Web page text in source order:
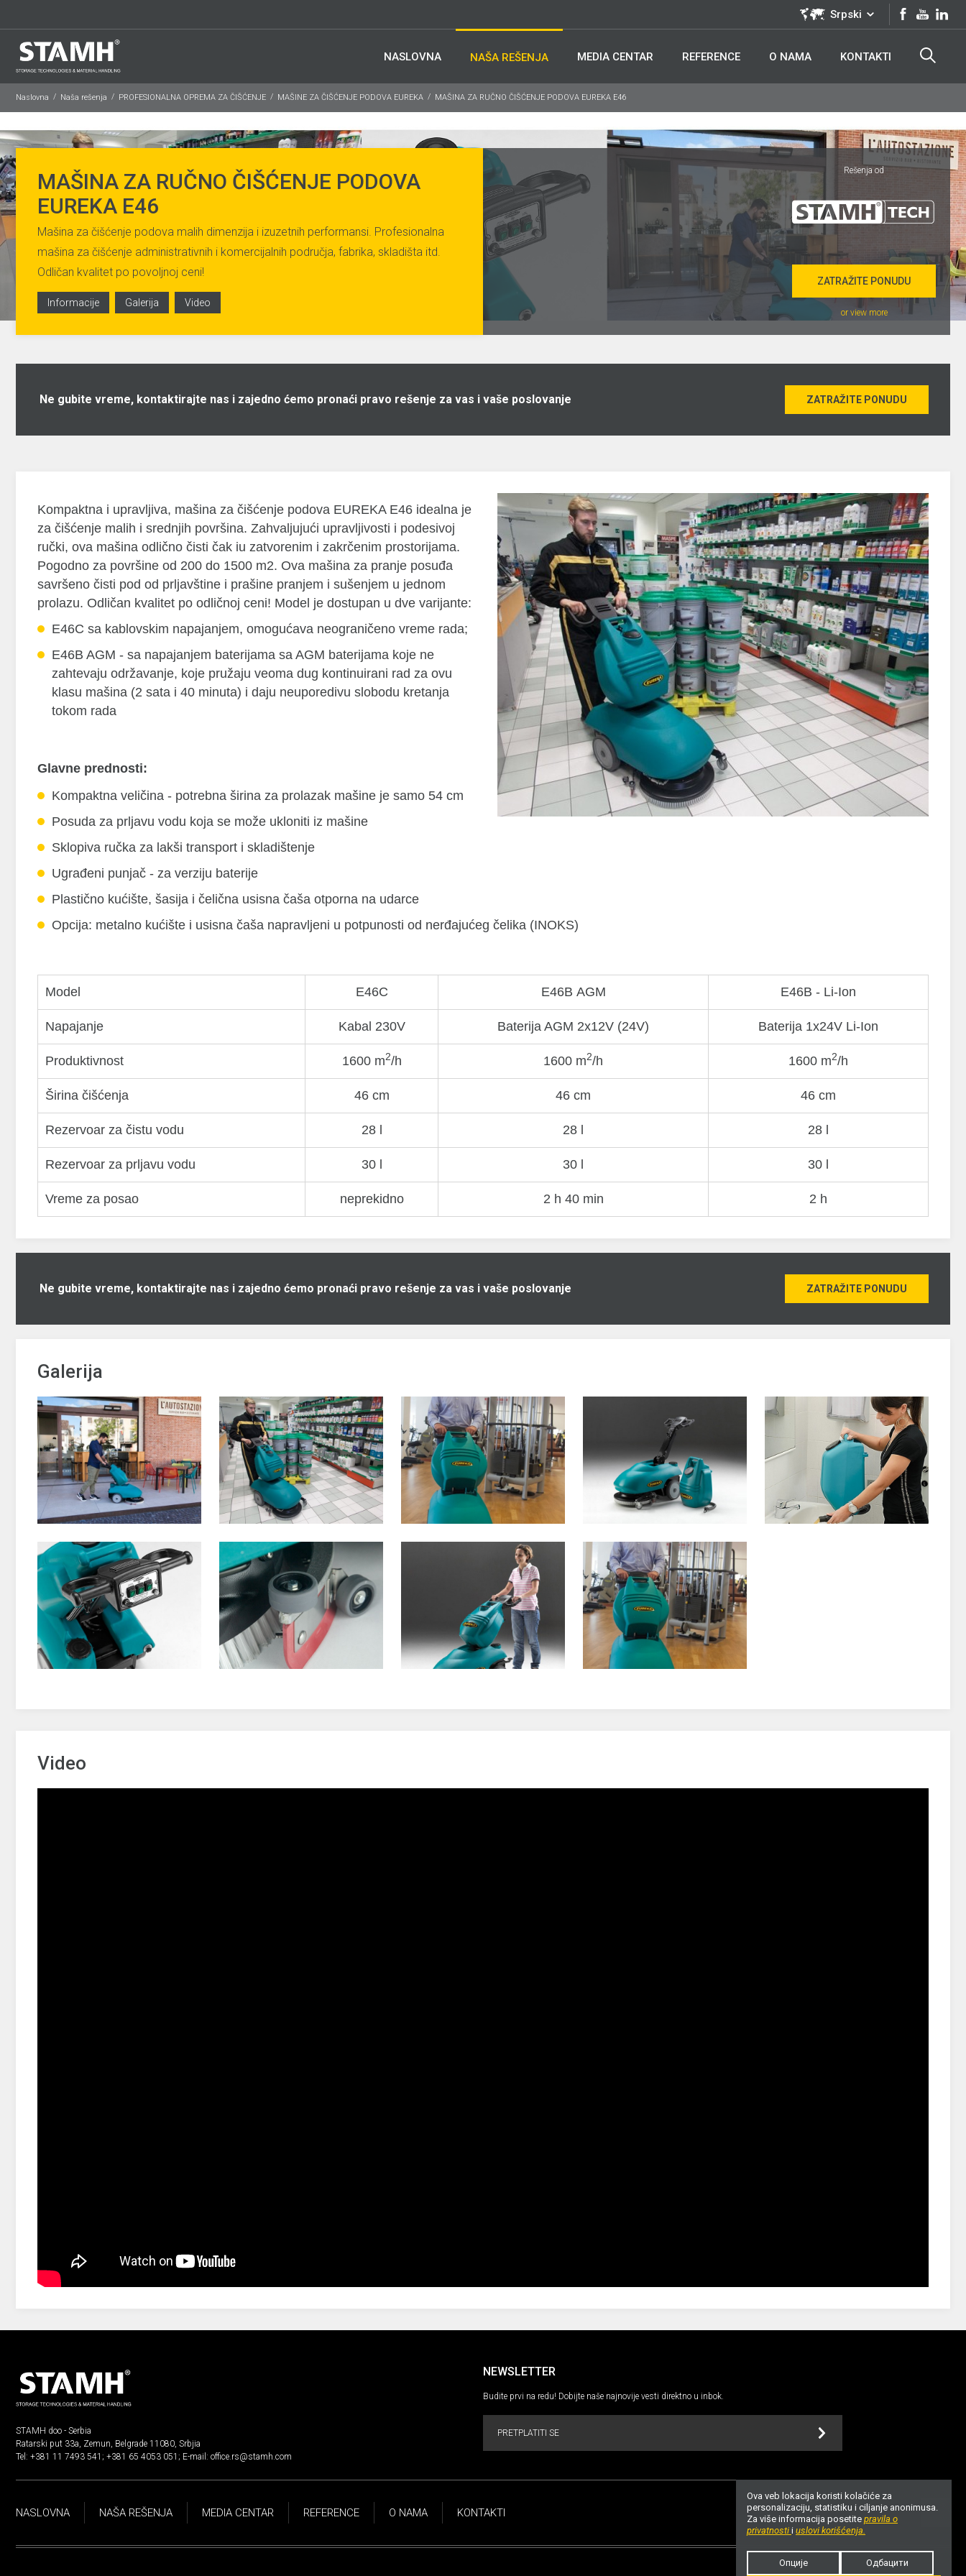
Srpski
NASLOVNA NAŠA REŠENJA MEDIA CENTAR REFERENCE O NAMA KONTAKTI
Naslovna Naša rešenja PROFESIONALNA OPREMA ZA ČIŠĆENJE MAŠINE ZA ČIŠĆENJE PODOVA EUREKA MAŠINA ZA RUČNO ČIŠĆENJE PODOVA EUREKA E46
MAŠINA ZA RUČNO ČIŠĆENJE PODOVA
EUREKA E46
Mašina za čišćenje podova malih dimenzija i izuzetnih performansi. Profesionalna
mašina za čišćenje administrativnih i komercijalnih područja, fabrika, skladišta itd.
Odličan kvalitet po povoljnoj ceni!
Informacije Galerija Video
Rešenja od
ZATRAŽITE PONUDU
or view more
Ne gubite vreme, kontaktirajte nas i zajedno ćemo pronaći pravo rešenje za vas i vaše poslovanje ZATRAŽITE PONUDU
Kompaktna i upravljiva, mašina za čišćenje podova EUREKA E46 idealna je
za čišćenje malih i srednjih površina. Zahvaljujući upravljivosti i podesivoj
ručki, ova mašina odlično čisti čak iu zatvorenim i zakrčenim prostorijama.
Pogodno za površine od 200 do 1500 m2. Ova mašina za pranje posuđa
savršeno čisti pod od prljavštine i prašine pranjem i sušenjem u jednom
prolazu. Odličan kvalitet po odličnoj ceni! Model je dostupan u dve varijante:
E46C sa kablovskim napajanjem, omogućava neograničeno vreme rada;
E46B AGM - sa napajanjem baterijama sa AGM baterijama koje ne
zahtevaju održavanje, koje pružaju veoma dug kontinuirani rad za ovu
klasu mašina (2 sata i 40 minuta) i daju neuporedivu slobodu kretanja
tokom rada
Glavne prednosti:
Kompaktna veličina - potrebna širina za prolazak mašine je samo 54 cm
Posuda za prljavu vodu koja se može ukloniti iz mašine
Sklopiva ručka za lakši transport i skladištenje
Ugrađeni punjač - za verziju baterije
Plastično kućište, šasija i čelična usisna čaša otporna na udarce
Opcija: metalno kućište i usisna čaša napravljeni u potpunosti od nerđajućeg čelika (INOKS)
Model Е46C Е46В AGM Е46В - Li-Ion
Napajanje Kabal 230V Baterija AGM 2x12V (24V) Baterija 1x24V Li-Ion
Produktivnost 1600 m2/h 1600 m2/h 1600 m2/h
Širina čišćenja 46 cm 46 cm 46 cm
Rezervoar za čistu vodu 28 l 28 l 28 l
Rezervoar za prljavu vodu 30 l 30 l 30 l
Vreme za posao neprekidno 2 h 40 min 2 h
Ne gubite vreme, kontaktirajte nas i zajedno ćemo pronaći pravo rešenje za vas i vaše poslovanje ZATRAŽITE PONUDU
Galerija
Video
STAMH doo - Serbia
Ratarski put 33a, Zemun, Belgrade 11080, Srbjia
Tel: +381 11 7493 541 ; +381 65 4053 051 ; E-mail: office.rs@stamh.com
NEWSLETTER
Budite prvi na redu! Dobijte naše najnovije vesti direktno u inbok.
PRETPLATITI SE
NASLOVNA NAŠA REŠENJA MEDIA CENTAR REFERENCE O NAMA KONTAKTI
Ova veb lokacija koristi kolačiće za
personalizaciju, statistiku i ciljanje anonimusa.
Za više informacija posetite pravila o
privatnosti i uslovi korišćenja.
Опције Одбацити